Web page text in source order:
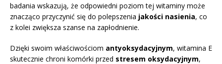
badania wskazują, że odpowiedni poziom tej witaminy może
znacząco przyczynić się do polepszenia jakości nasienia, co
z kolei zwiększa szanse na zapłodnienie.
Dzięki swoim właściwościom antyoksydacyjnym, witamina E
skutecznie chroni komórki przed stresem oksydacyjnym,